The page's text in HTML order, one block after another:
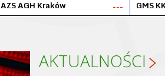
AZS AGH Kraków
---
GMS
AKTUALNOŚCI